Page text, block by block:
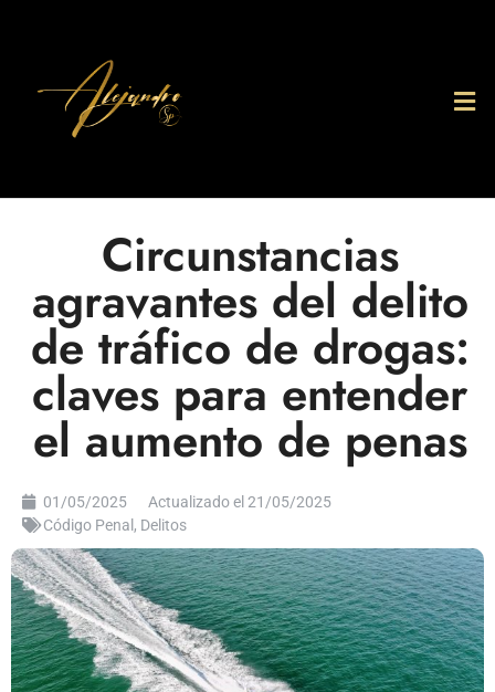
Circunstancias
agravantes del delito
de tráfico de drogas:
claves para entender
el aumento de penas
01/05/2025
Actualizado el 21/05/2025
Código Penal , Delitos